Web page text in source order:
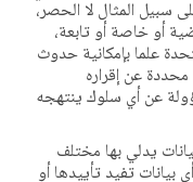
سبيل المثال لا الحصر،
أو خاصة أو تابعة،
علما بإمكانية حدوث
عن إقراره
عن أي سلوك ينتهجه
يدلي بها مختلف
بيانات تفيد تأييدها أو